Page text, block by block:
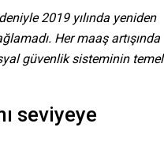
2019 yılında yeniden
Her maaş artışında
güvenlik sisteminin temel
seviyeye